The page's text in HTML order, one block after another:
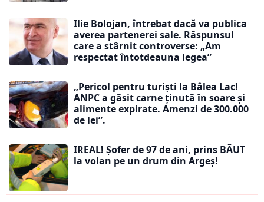
Ilie Bolojan, întrebat dacă va publica
averea partenerei sale. Răspunsul
care a stârnit controverse: „Am
respectat întotdeauna legea”
„Pericol pentru turiști la Bâlea Lac!
ANPC a găsit carne ținută în soare și
alimente expirate. Amenzi de 300.000
de lei”.
IREAL! Șofer de 97 de ani, prins BĂUT
la volan pe un drum din Argeș!